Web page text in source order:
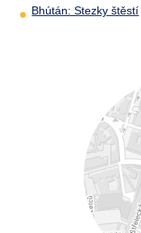
Bhútán: Stezky štěstí